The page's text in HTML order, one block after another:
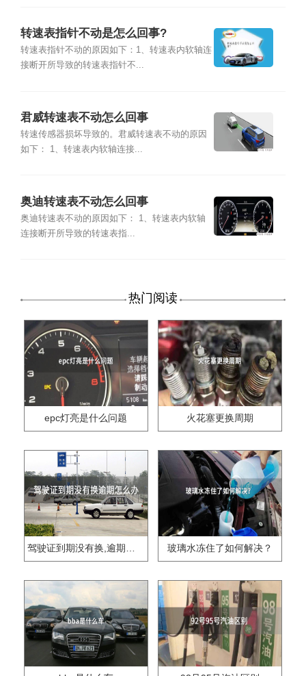
转速表指针不动是怎么回事?
转速表指针不动的原因如下：1、转速表内软轴连
接断开所导致的转速表指针不...
君威转速表不动怎么回事
转速传感器损坏导致的。君威转速表不动的原因
如下： 1、转速表内软轴连接...
奥迪转速表不动怎么回事
奥迪转速表不动的原因如下： 1、转速表内软轴
连接断开所导致的转速表指...
热门阅读
epc灯亮是什么问题 火花塞更换周期
驾驶证到期没有换,逾期怎么办?? 玻璃水冻住了如何解决？